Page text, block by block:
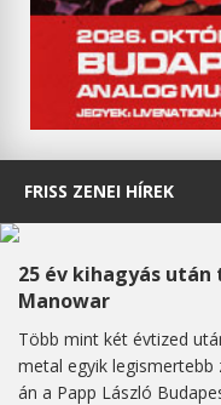
FRISS ZENEI HÍREK
25 év kihagyás után
Manowar
Több mint két évtized
metal egyik legismertebb
án a Papp László